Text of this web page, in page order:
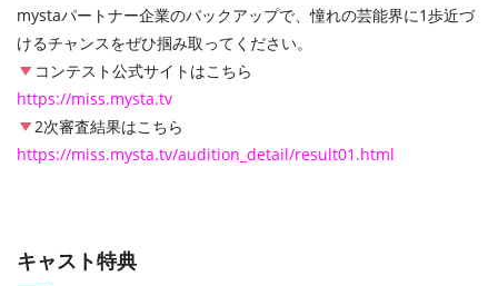
mystaパートナー企業のバックアップで、憧れの芸能界に1歩近づ
けるチャンスをぜひ掴み取ってください。
コンテスト公式サイトはこちら
https://miss.mysta.tv
2次審査結果はこちら
https://miss.mysta.tv/audition_detail/result01.html
キャスト特典